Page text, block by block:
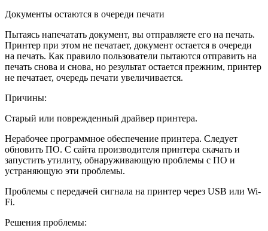
Документы остаются в очереди печати
Пытаясь напечатать документ, вы отправляете его на печать.
Принтер при этом не печатает, документ остается в очереди
на печать. Как правило пользователи пытаются отправить на
печать снова и снова, но результат остается прежним, принтер
не печатает, очередь печати увеличивается.
Причины:
Старый или поврежденный драйвер принтера.
Нерабочее программное обеспечение принтера. Следует
обновить ПО. С сайта производителя принтера скачать и
запустить утилиту, обнаруживающую проблемы с ПО и
устраняющую эти проблемы.
Проблемы с передачей сигнала на принтер через USB или Wi-
Fi.
Решения проблемы: